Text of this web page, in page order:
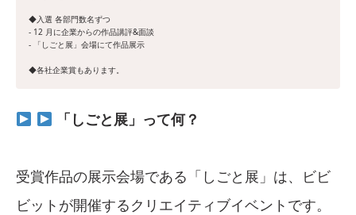
◆入選 各部門数名ずつ
- 12 月に企業からの作品講評&面談
- 「しごと展」会場にて作品展示
◆各社企業賞もあります。
「しごと展」って何？
受賞作品の展示会場である「しごと展」は、ビビ
ビットが開催するクリエイティブイベントです。